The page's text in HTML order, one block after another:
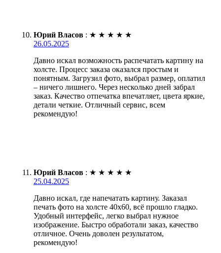
Юрий Власов : ★ ★ ★ ★ ★
26.05.2025
Давно искал возможность распечатать картину на
холсте. Процесс заказа оказался простым и
понятным. Загрузил фото, выбрал размер, оплатил
– ничего лишнего. Через несколько дней забрал
заказ. Качество отпечатка впечатляет, цвета яркие,
детали четкие. Отличный сервис, всем
рекомендую!
Юрий Власов : ★ ★ ★ ★ ★
25.04.2025
Давно искал, где напечатать картину. Заказал
печать фото на холсте 40х60, всё прошло гладко.
Удобный интерфейс, легко выбрал нужное
изображение. Быстро обработали заказ, качество
отличное. Очень доволен результатом,
рекомендую!